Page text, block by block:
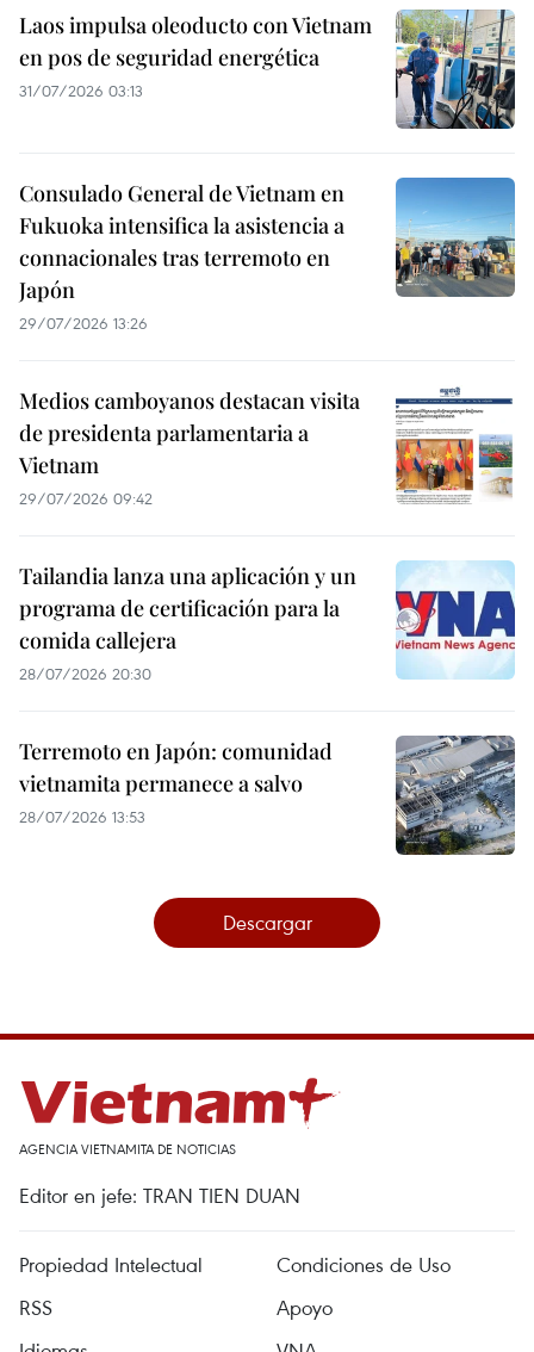
Laos impulsa oleoducto con Vietnam
en pos de seguridad energética
31/07/2026 03:13
Consulado General de Vietnam en
Fukuoka intensifica la asistencia a
connacionales tras terremoto en
Japón
29/07/2026 13:26
Medios camboyanos destacan visita
de presidenta parlamentaria a
Vietnam
29/07/2026 09:42
Tailandia lanza una aplicación y un
programa de certificación para la
comida callejera
28/07/2026 20:30
Terremoto en Japón: comunidad
vietnamita permanece a salvo
28/07/2026 13:53
Descargar
AGENCIA VIETNAMITA DE NOTICIAS
Editor en jefe: TRAN TIEN DUAN
Propiedad Intelectual
Condiciones de Uso
RSS
Apoyo